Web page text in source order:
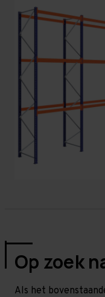
Op zoek
Als het